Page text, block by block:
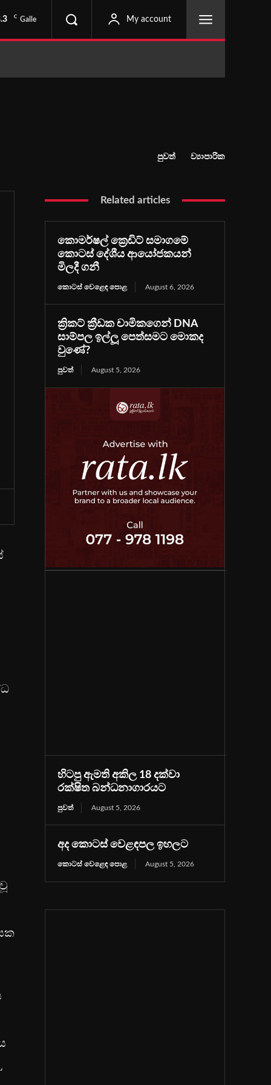
C Galle My account
පුවත් ව්‍යාපාරික
Related articles
කොමර්ෂල් ක්‍රෙඩිට් සමාගමේ
කොටස් දේශීය ආයෝජකයන්
මිලදී ගනී
කොටස් වෙළෙඳ පොළ August 6, 2026
ක්‍රිකට් ක්‍රීඩක චාමිකගෙන් DNA
සාම්පල ඉල්ලූ පෙත්සමට මොකද
වුණේ?
පුවත් August 5, 2026
හිටපු ඇමති අකිල 18 දක්වා
රක්ෂිත බන්ධනාගාරයට
පුවත් August 5, 2026
අද කොටස් වෙළඳපල ඉහලට
කොටස් වෙළෙඳ පොළ August 5, 2026